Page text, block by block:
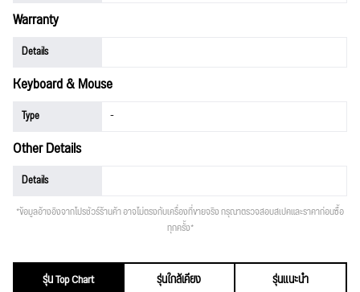
Warranty
Details
Keyboard & Mouse
Type -
Other Details
Details
*ข้อมูลอ้างอิงจากโปรชัวร์ร้านค้า อาจไม่ตรงกับเครื่องที่ขายจริง กรุณาตรวจสอบสเปคและราคาก่อนซื้อ
ทุกครั้ง*
รุ่น Top Chart รุ่นใกล้เคียง
รุ่นแนะนำ